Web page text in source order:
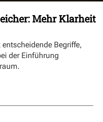
Mehr Klarheit
Begriffe,
der Einführung